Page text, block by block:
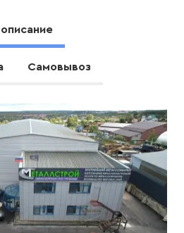
Самовывоз